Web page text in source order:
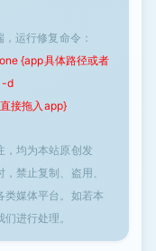
运行修复命令：
{app具体路径或者
-d
接拖入app}
，均为本站原创发
禁止复制、盗用、
类媒体平台。如若本
进行处理。